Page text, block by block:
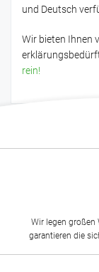
und Deutsch
Wir bieten Ihnen
rein!
Wir legen großen
garantieren die